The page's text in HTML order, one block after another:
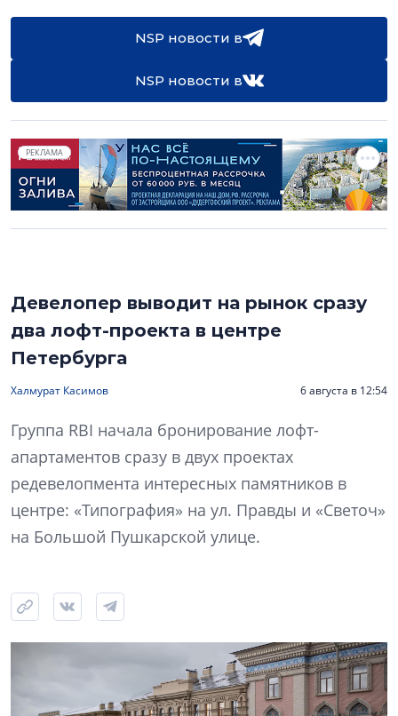
NSP новости в
NSP новости в
РЕКЛАМА
Девелопер выводит на рынок сразу
два лофт-проекта в центре
Петербурга
Халмурат Касимов 6 августа в 12:54
Группа RBI начала бронирование лофт-
апартаментов сразу в двух проектах
редевелопмента интересных памятников в
центре: «Типография» на ул. Правды и «Светоч»
на Большой Пушкарской улице.